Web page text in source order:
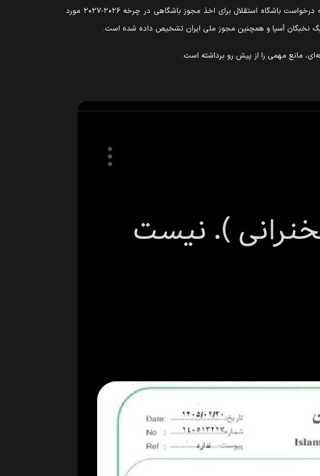
در این نامه که با امضای هدایت ممبینی، دبیرکل فدراسیون فوتبال، خطاب به مدیرعامل باشگاه استقلال صادر شده، آمده است که درخواست باشگاه استقلال برای اخذ مجوز باشگاهی در چرخه ۲۰۲۶-۲۰۲۷ مورد
مانع مهمی را از پیش رو برداشته است.